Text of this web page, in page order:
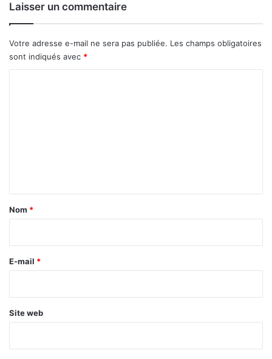
r
é
a
x
p
l
Laisser un commentaire
Votre adresse e-mail ne sera pas publiée. Les champs obligatoires
sont indiqués avec *
a
e
Nom *
E-mail *
Site web